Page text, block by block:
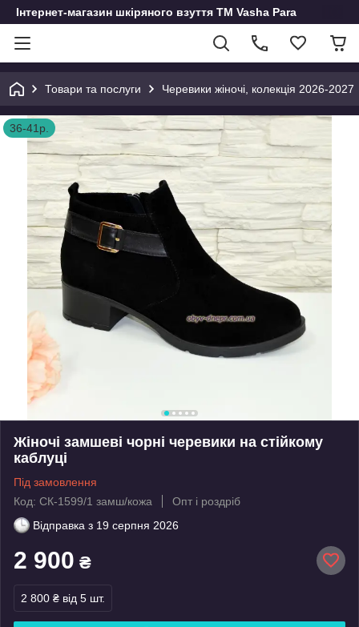
Інтернет-магазин шкіряного взуття ТМ Vasha Para
Товари та послуги Черевики жіночі, колекція 2026-2027
36-41р.
Жіночі замшеві чорні черевики на стійкому
каблуці
Під замовлення
Код: СК-1599/1 замш/кожа
Опт і роздріб
Відправка з 19 серпня 2026
2 900 ₴
2 800 ₴ від 5 шт.